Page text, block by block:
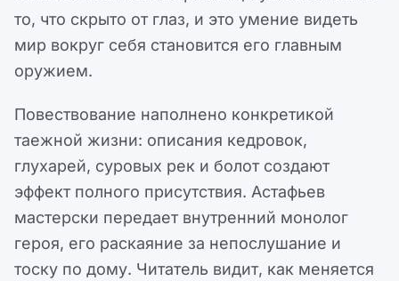
то, что скрыто от глаз, и это умение видеть
мир вокруг себя становится его главным
оружием.
Повествование наполнено конкретикой
таежной жизни: описания кедровок,
глухарей, суровых рек и болот создают
эффект полного присутствия. Астафьев
мастерски передает внутренний монолог
героя, его раскаяние за непослушание и
тоску по дому. Читатель видит, как меняется